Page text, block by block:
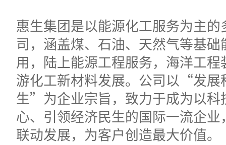
惠生集团是以能源化工服务为主
司，涵盖煤、石油、天然气等基
用，陆上能源工程服务，海洋工
游化工新材料发展。公司以“发展
生”为企业宗旨，致力于成为以科
心、引领经济民生的国际一流企
联动发展，为客户创造最大价值。